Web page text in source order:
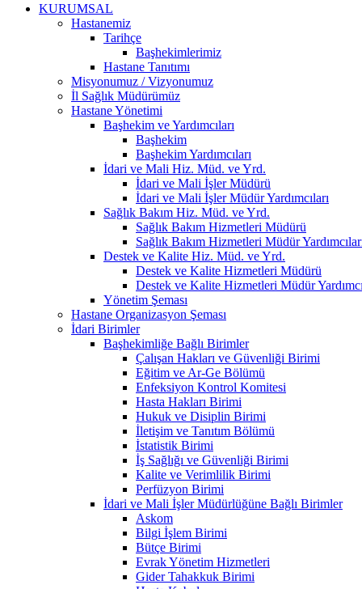
KURUMSAL
Hastanemiz
Tarihçe
Başhekimlerimiz
Hastane Tanıtımı
Misyonumuz / Vizyonumuz
İl Sağlık Müdürümüz
Hastane Yönetimi
Başhekim ve Yardımcıları
Başhekim
Başhekim Yardımcıları
İdari ve Mali Hiz. Müd. ve Yrd.
İdari ve Mali İşler Müdürü
İdari ve Mali İşler Müdür Yardımcıları
Sağlık Bakım Hiz. Müd. ve Yrd.
Sağlık Bakım Hizmetleri Müdürü
Sağlık Bakım Hizmetleri Müdür
Destek ve Kalite Hiz. Müd. ve Yrd.
Destek ve Kalite Hizmetleri Müdürü
Destek ve Kalite Hizmetleri Müdür
Yönetim Şeması
Hastane Organizasyon Şeması
İdari Birimler
Başhekimliğe Bağlı Birimler
Çalışan Hakları ve Güvenliği Birimi
Eğitim ve Ar-Ge Bölümü
Enfeksiyon Kontrol Komitesi
Hasta Hakları Birimi
Hukuk ve Disiplin Birimi
İletişim ve Tanıtım Bölümü
İstatistik Birimi
İş Sağlığı ve Güvenliği Birimi
Kalite ve Verimlilik Birimi
Perfüzyon Birimi
İdari ve Mali İşler Müdürlüğüne Bağlı Birimler
Askom
Bilgi İşlem Birimi
Bütçe Birimi
Evrak Yönetim Hizmetleri
Gider Tahakkuk Birimi